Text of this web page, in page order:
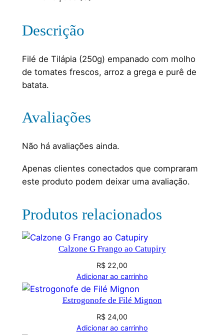
Descrição
Filé de Tilápia (250g) empanado com molho
de tomates frescos, arroz a grega e purê de
batata.
Avaliações
Não há avaliações ainda.
Apenas clientes conectados que compraram
este produto podem deixar uma avaliação.
Produtos relacionados
Calzone G Frango ao Catupiry
R$ 22,00
Adicionar ao carrinho
Estrogonofe de Filé Mignon
R$ 24,00
Adicionar ao carrinho